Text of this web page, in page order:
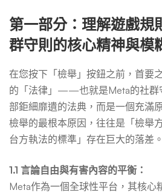
析
與
改
善
第一部分：理解遊戲
群守則的核心精神與模
在您按下「檢舉」按鈕之前，首要
的「法律」——也就是Meta的社群
部鉅細靡遺的法典，而是一個充滿
檢舉的最根本原因，往往是「檢舉
台方執法的標準」存在巨大的落差。
1.1 言論自由與有害內容的平衡：
Meta作為一個全球性平台，其核心